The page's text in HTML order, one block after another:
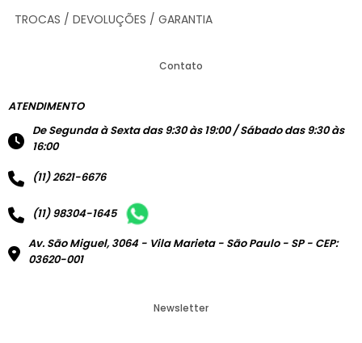
TROCAS / DEVOLUÇÕES / GARANTIA
Contato
ATENDIMENTO
De Segunda à Sexta das 9:30 às 19:00 / Sábado das 9:30 às
16:00
(11) 2621-6676
(11) 98304-1645
Av. São Miguel, 3064 - Vila Marieta - São Paulo - SP - CEP:
03620-001
Newsletter